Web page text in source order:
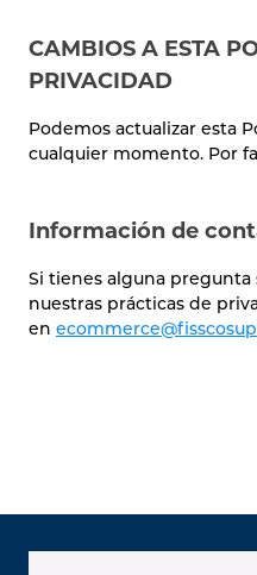
CAMBIOS A ESTA
PRIVACIDAD
Podemos actualizar esta
cualquier momento. Por
Información de
Si tienes alguna
nuestras prácticas de
en